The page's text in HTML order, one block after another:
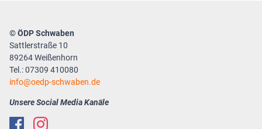
© ÖDP Schwaben
Sattlerstraße 10
89264 Weißenhorn
Tel.: 07309 410080
info
oedp-schwaben.de
Unsere Social Media Kanäle